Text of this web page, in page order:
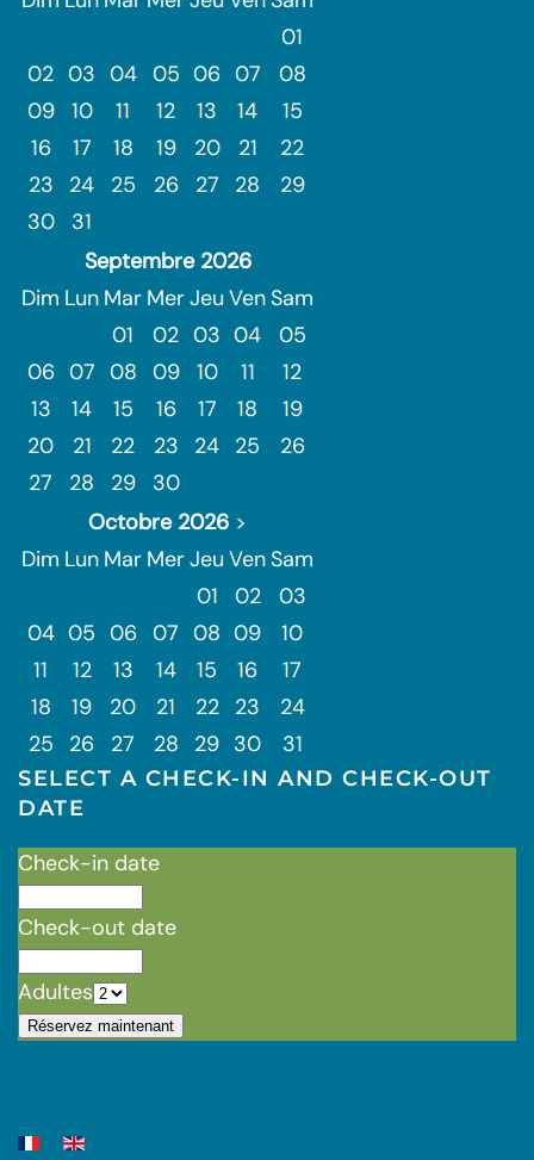
01
02 03 04 05 06 07
08
09
10 11 12 13 14
15
16
17 18 19 20 21
22
23
24 25 26 27 28
29
30
31
Septembre 2026
Dim Lun Mar MerJeu VenSam
01
02 03 04
05
06 07 08 09 10 11
12
13
14 15 16 17 18
19
20
21 22 23 24 25
26
27
28 29
30
Octobre 2026 >
Dim Lun Mar MerJeu VenSam
01
02
03
04 05 06 07 08 09
10
11
12 13 14 15 16
17
18
19 20 21 22 23
24
25
26 27 28 29 30 31
SELECT A CHECK-IN AND CHECK-OUT
DATE
Check-in date
Check-out date
Adultes